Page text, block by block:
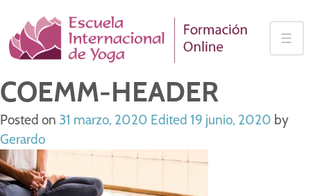
content
☰
COEMM-HEADER
Posted on 31 marzo, 2020 Edited 19 junio, 2020 by
Gerardo